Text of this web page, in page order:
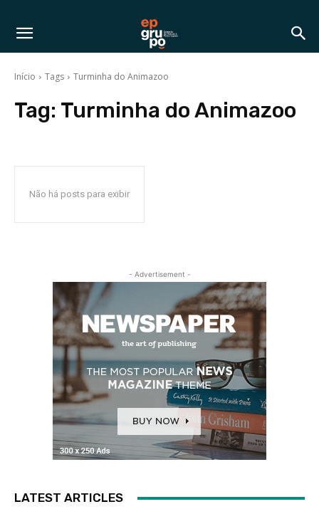
Início Tags Turminha do Animazoo
Tag: Turminha do Animazoo
Não há posts para exibir
- Advertisement -
LATEST ARTICLES